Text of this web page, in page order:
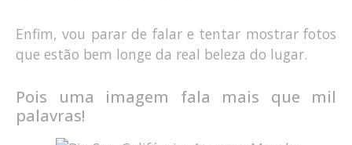
Enfim, vou parar de falar e tentar mostrar fotos
que estão bem longe da real beleza do lugar.
Pois uma imagem fala mais que mil
palavras!